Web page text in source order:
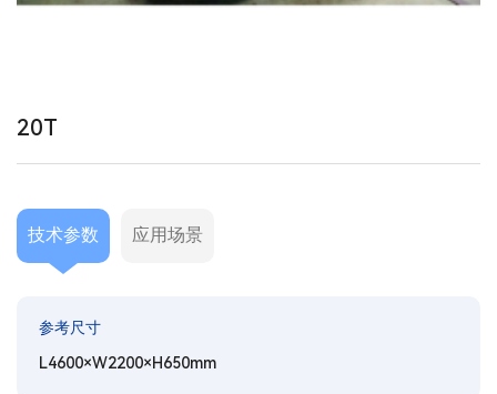
20T
技术参数 应用场景
参考尺寸
L4600×W2200×H650mm